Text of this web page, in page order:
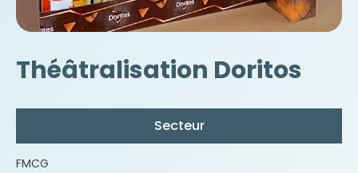
Théâtralisation Doritos
Secteur
FMCG